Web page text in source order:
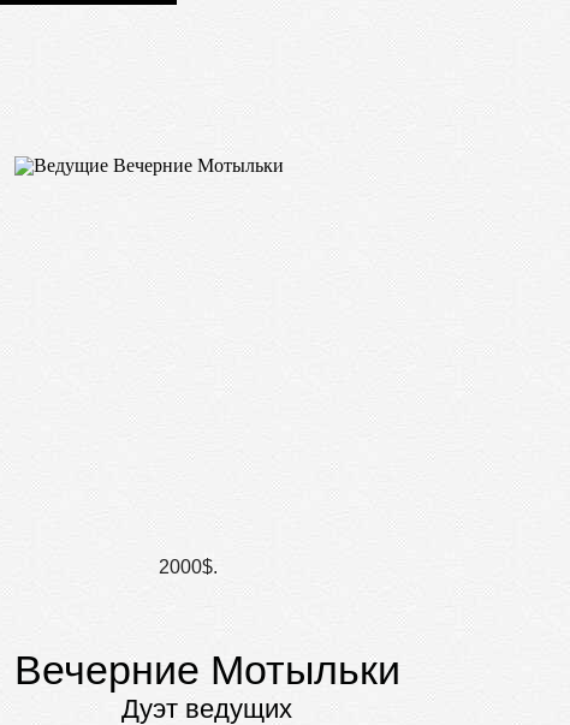
2000$.
Вечерние Мотыльки
Дуэт ведущих